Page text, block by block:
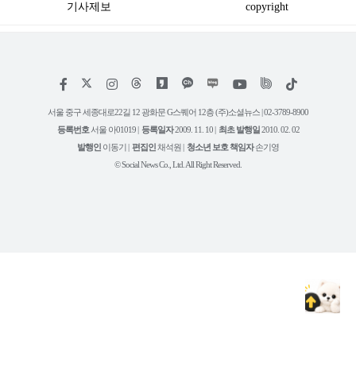
기사제보 copyright
페
스
인
타
램
위
트
유
튜
틱
서울 중구 세종대로22길 12 광화문 G스퀘어 12층 (주)소셜뉴스 | 02-3789-8900
등록번호 서울 아01019 | 등록일자2009. 11. 10 | 최초 발행일2010. 02. 02
발행인 이동기 | 편집인채석원 | 청소년 보호 책임자손기영
© Social News Co., Ltd. All Right Reserved.